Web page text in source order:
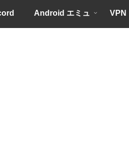
Android エミュ VPN